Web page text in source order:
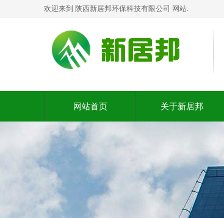
欢迎来到 陕西新居邦环保科技有限公司 网站.
网站首页 关于新居邦